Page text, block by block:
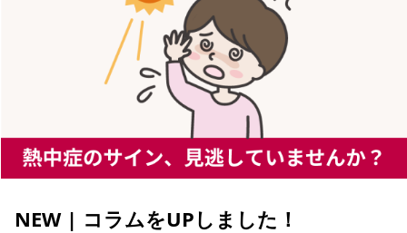
NEW | コラムをUPしました！